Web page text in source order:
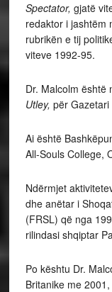
Spectator, gjatë
redaktor i jashtëm
rubrikën e tij
viteve 1992-95.
Dr. Malcolm është
Utley, për
Ai është
All-Souls College,
Ndërmjet
dhe anëtar i
(FRSL) që nga
rilindasi shqiptar
Po kështu Dr.
Britanike me